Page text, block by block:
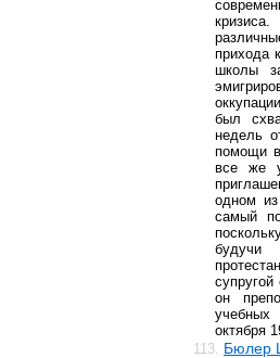
прихода
школы
был
недель
помощи
все же
одном из
самый
он
октября
113. Бюлер